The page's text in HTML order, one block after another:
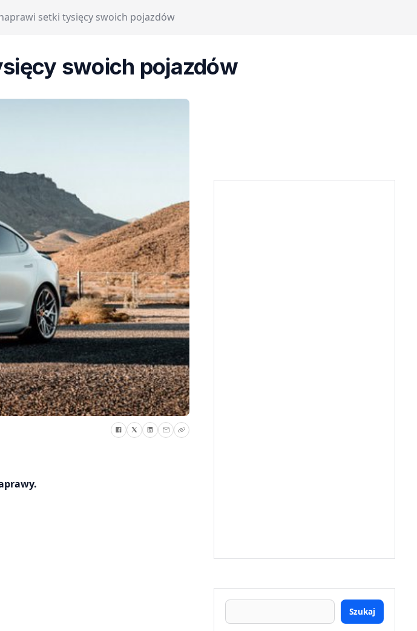
setki tysięcy swoich pojazdów
swoich pojazdów
Szukaj